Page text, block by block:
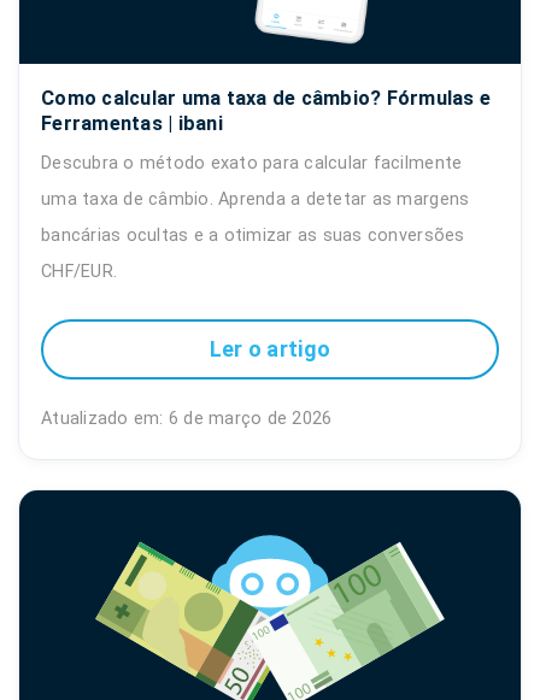
Como calcular uma taxa de câmbio? Fórmulas e
Ferramentas | ibani
Descubra o método exato para calcular facilmente
uma taxa de câmbio. Aprenda a detetar as margens
bancárias ocultas e a otimizar as suas conversões
CHF/EUR.
Ler o artigo
Atualizado em: 6 de março de 2026